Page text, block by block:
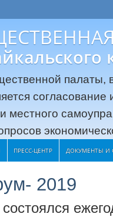
палаты,
местного
ПРЕСС-ЦЕНТР ДОКУМЕНТЫ И
2019